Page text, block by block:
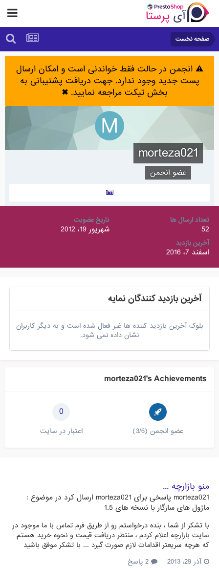
صفحه نخست
⚠️ انجمن در حالت فقط خواندنی است و امکان ارسال
پست جدید وجود ندارد. جهت دریافت پشتیبانی به
بخش تیکت مراجعه نمایید.✖
morteza021
عضو انجمن
تعداد ارسال ها
52
تاریخ عضویت
شهریور 19، 2012
آخرین بازدید
اسفند 7، 2016
آخرین بازدید کنندگان نمایه
بلوک آخرین بازدید کننده ها غیر فعال شده است و به دیگر کاربران
نشان داده نمی شود.
morteza021's Achievements
عضو انجمن (3/6)
0
اعتبار در سایت
منو بازارچه ...
morteza021 پاسخی برای morteza021 ارسال کرد در موضوع :
ماژول های سازگار با نسخه های 1.5
با تشکر از شما ، بنده درخواستم رو از طریق فرم تماس با ما موجود در
سایت بازارچه اعلام کردم ، منتظر دریافت قیمت و نحوه خرید هستم
که هرچه سریعتر اقدامات لازم صورت گیرد ... با تشکر موفق باشید
آذر 29، 2013